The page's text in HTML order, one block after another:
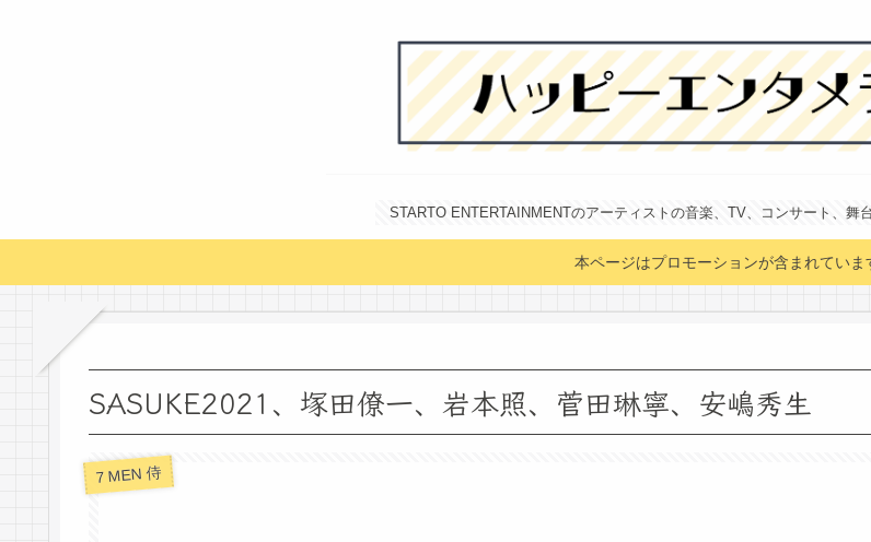
STARTO ENTERTAINMENTのアーティストの音楽、TV、コンサート、舞
本ページはプロモーションが含まれていま
SASUKE2021、塚田僚一、岩本照、菅田琳寧、安嶋秀生
7 MEN 侍